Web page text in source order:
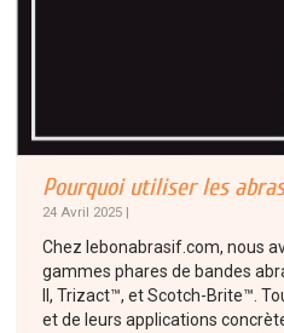
Pourquoi utiliser les
24 Avril 2025 |
Chez lebonabrasif.com, nous
gammes phares de bandes
II, Trizact™, et Scotch-Brite™.
et de leurs applications